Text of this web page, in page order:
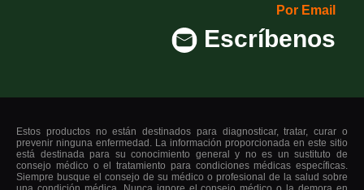
Por Email
Escríbenos
Estos productos no están destinados para diagnosticar, tratar, curar o
prevenir ninguna enfermedad. La información proporcionada en este sitio
está destinada para su conocimiento general y no es un sustituto de
consejo médico o el tratamiento para condiciones médicas específicas.
Siempre busque el consejo de su médico o profesional de la salud sobre